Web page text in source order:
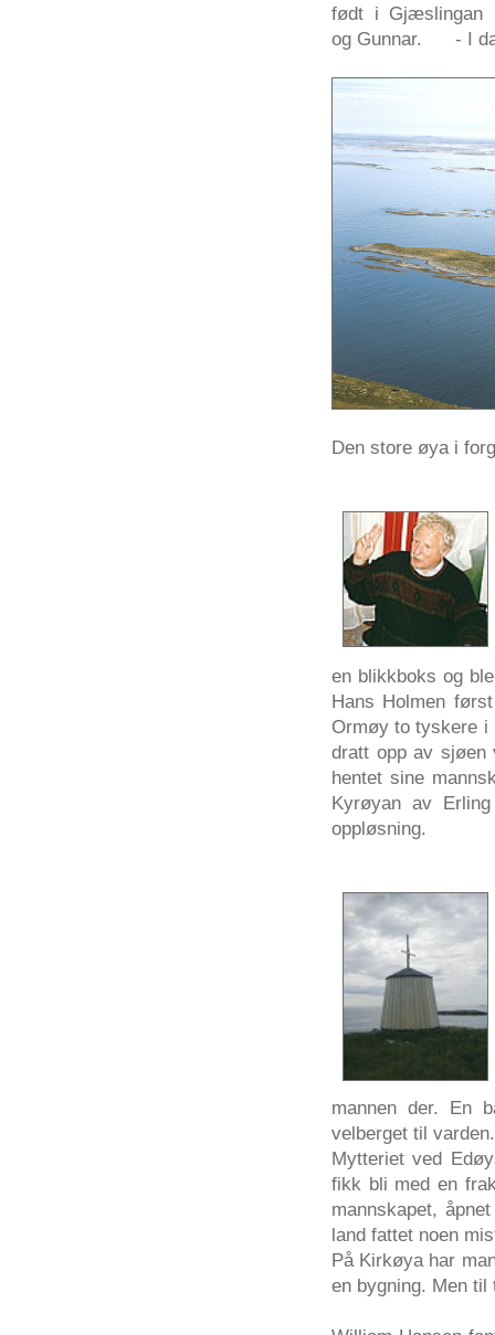
født i Gjæslingan
og Gunnar. - I
Den store øyai
en blikkboks og ble
Hans Holmen først
Ormøy totyskere i
dratt opp av sjøen
hentet sine
Kyrøyan av Erling
oppløsning.
mannen der. En
velberget til varden.
Mytteriet ved
fikk bli med en
mannskapet,åpnet
land fattet noen
På Kirkøya har
en bygning. Men til